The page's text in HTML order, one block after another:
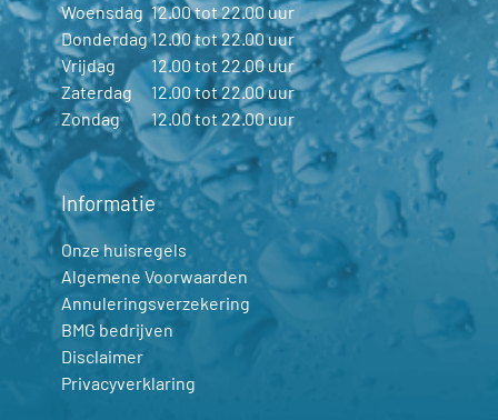
Woensdag 12.00 tot 22.00 uur
Donderdag12.00 tot 22.00 uur
Vrijdag
12.00 tot 22.00 uur
Zaterdag
12.00 tot 22.00 uur
Zondag
12.00 tot 22.00 uur
Informatie
Onze huisregels
Algemene Voorwaarden
Annuleringsverzekering
BMG bedrijven
Disclaimer
Privacyverklaring